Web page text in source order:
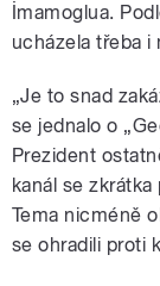
İmamoglua.
ucházela třeba i
„Je to snad
se jednalo o
Prezident
kanál se
Tema nicméně
se ohradili proti